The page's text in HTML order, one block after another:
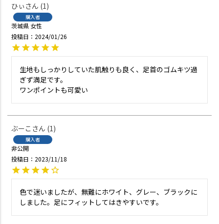
ひぃ 1
購入者
茨城県 女性
投稿日
2024/01/26
生地もしっかりしていた肌触りも良く、足首のゴムキツ過
ぎず満足です。
ワンポイントも可愛い
ぶーこ 1
購入者
非公開
投稿日
2023/11/18
色で迷いましたが、無難にホワイト、グレー、ブラックに
しました。足にフィットしてはきやすいです。